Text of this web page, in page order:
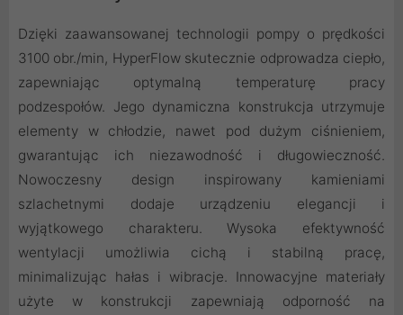
Dzięki zaawansowanej technologii pompy o prędkości
3100 obr./min, HyperFlow skutecznie odprowadza ciepło,
zapewniając optymalną temperaturę pracy
podzespołów. Jego dynamiczna konstrukcja utrzymuje
elementy w chłodzie, nawet pod dużym ciśnieniem,
gwarantując ich niezawodność i długowieczność.
Nowoczesny design inspirowany kamieniami
szlachetnymi dodaje urządzeniu elegancji i
wyjątkowego charakteru. Wysoka efektywność
wentylacji umożliwia cichą i stabilną pracę,
minimalizując hałas i wibracje. Innowacyjne materiały
użyte w konstrukcji zapewniają odporność na